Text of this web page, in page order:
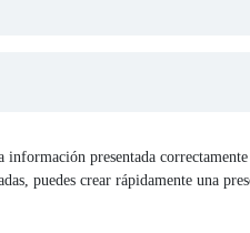
presentada
puedes crear rápidamente una